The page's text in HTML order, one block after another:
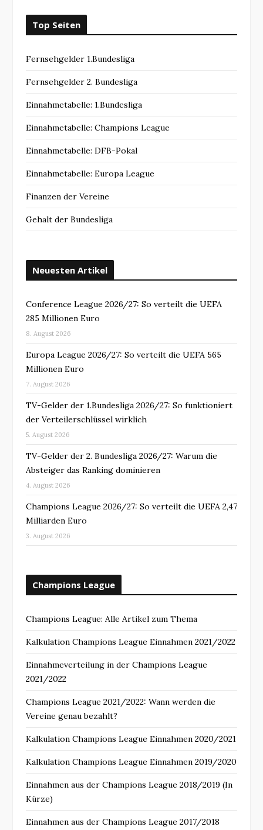
Top Seiten
Fernsehgelder 1.Bundesliga
Fernsehgelder 2. Bundesliga
Einnahmetabelle: 1.Bundesliga
Einnahmetabelle: Champions League
Einnahmetabelle: DFB-Pokal
Einnahmetabelle: Europa League
Finanzen der Vereine
Gehalt der Bundesliga
Neuesten Artikel
Conference League 2026/27: So verteilt die UEFA
285 Millionen Euro
8. August 2026
Europa League 2026/27: So verteilt die UEFA 565
Millionen Euro
7. August 2026
TV-Gelder der 1.Bundesliga 2026/27: So funktioniert
der Verteilerschlüssel wirklich
5. August 2026
TV-Gelder der 2. Bundesliga 2026/27: Warum die
Absteiger das Ranking dominieren
4. August 2026
Champions League 2026/27: So verteilt die UEFA 2,47
Milliarden Euro
3. August 2026
Champions League
Champions League: Alle Artikel zum Thema
Kalkulation Champions League Einnahmen 2021/2022
Einnahmeverteilung in der Champions League
2021/2022
Champions League 2021/2022: Wann werden die
Vereine genau bezahlt?
Kalkulation Champions League Einnahmen 2020/2021
Kalkulation Champions League Einnahmen 2019/2020
Einnahmen aus der Champions League 2018/2019 (In
Kürze)
Einnahmen aus der Champions League 2017/2018